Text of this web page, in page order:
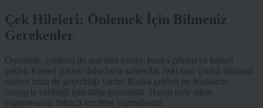
Çek Hileleri: Önlemek İçin Bilmeniz
Gerekenler
Öncelikle, çeklerin iki ana türü vardır: banka çekleri ve kişisel
çekler. Kişisel çekler, daha fazla sahtecilik riski taşır çünkü bunların
sadece imza ile geçerliliği vardır. Banka çekleri ise bankanın
onayıyla verildiği için daha güvenlidir. Hangi türle işlem
yapıyorsanız, bilinçli tercihler yapmalısınız.